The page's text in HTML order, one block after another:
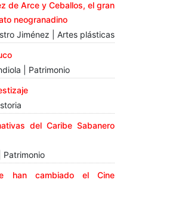
de Arce y Ceballos, el gran
neogranadino
Jiménez | Artes plásticas
| Patrimonio
del Caribe Sabanero
Patrimonio
han cambiado el Cine